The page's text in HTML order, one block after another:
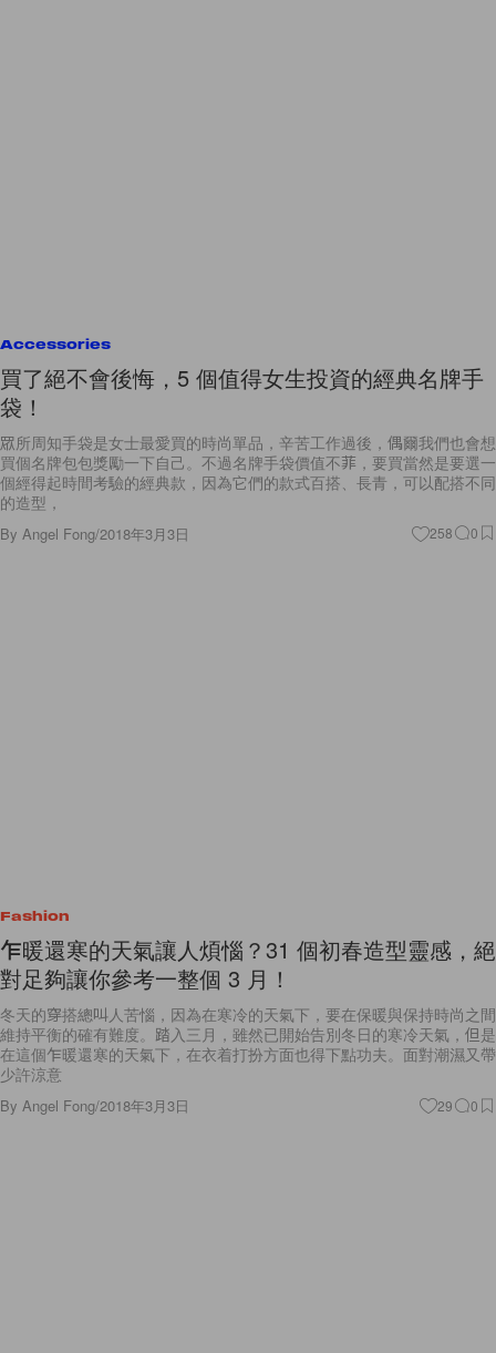
Accessories
買了絕不會後悔，5 個值得女生投資的經典名牌手
袋！
眾所周知手袋是女士最愛買的時尚單品，辛苦工作過後，偶爾我們也會想
買個名牌包包獎勵一下自己。不過名牌手袋價值不菲，要買當然是要選一
個經得起時間考驗的經典款，因為它們的款式百搭、長青，可以配搭不同
的造型，
By Angel Fong/2018年3月3日 258 0
Fashion
乍暖還寒的天氣讓人煩惱？31 個初春造型靈感，絕
對足夠讓你參考一整個 3 月！
冬天的穿搭總叫人苦惱，因為在寒冷的天氣下，要在保暖與保持時尚之間
維持平衡的確有難度。踏入三月，雖然已開始告別冬日的寒冷天氣，但是
在這個乍暖還寒的天氣下，在衣着打扮方面也得下點功夫。面對潮濕又帶
少許涼意
By Angel Fong/2018年3月3日 29 0